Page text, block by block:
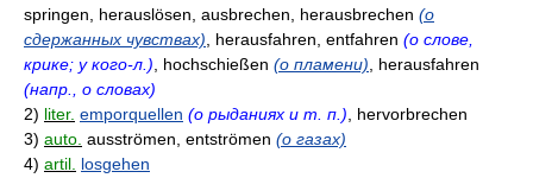
springen, herauslösen, ausbrechen, herausbrechen (о
сдержанных чувствах), herausfahren, entfahren (о слове,
крике; у кого-л.), hochschießen (о пламени), herausfahren
(напр., о словах)
2) liter. emporquellen (о рыданиях и т. п.), hervorbrechen
3) auto. ausströmen, entströmen (о газах)
4) artil. losgehen